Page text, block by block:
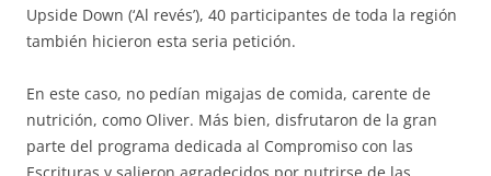
Upside Down (‘Al revés’), 40 participantes de toda la región
también hicieron esta seria petición.
En este caso, no pedían migajas de comida, carente de
nutrición, como Oliver. Más bien, disfrutaron de la gran
parte del programa dedicada al Compromiso con las